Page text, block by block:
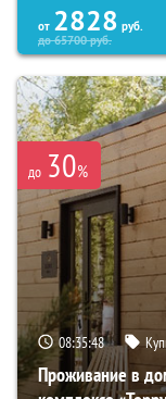
от 2828 руб.
до65700руб.
до 30%
08:35:47
Проживание в